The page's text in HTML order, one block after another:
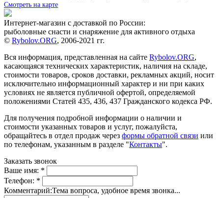
Смотреть на карте
Интернет-магазин с доставкой по России:
рыболовные снасти и снаряжение для активного отдыха
© Rybolov.ORG, 2006-2021 гг.
Вся информация, представленная на сайте Rybolov.ORG,
касающаяся технических характеристик, наличия на складе,
стоимости товаров, сроков доставки, рекламных акций, носит
исключительно информационный характер и ни при каких
условиях не является публичной офертой, определяемой
положениями Статей 435, 436, 437 Гражданского кодекса РФ.
Для получения подробной информации о наличии и
стоимости указанных товаров и услуг, пожалуйста,
обращайтесь в отдел продаж через формы обратной связи или
по телефонам, указанным в разделе "Контакты".
Заказать звонок
Ваше имя: *
Телефон: *
Комментарий:Тема вопроса, удобное время звонка...